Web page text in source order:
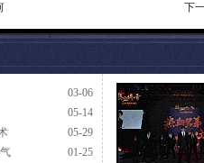
下
03-06
05-14
05-29
01-25